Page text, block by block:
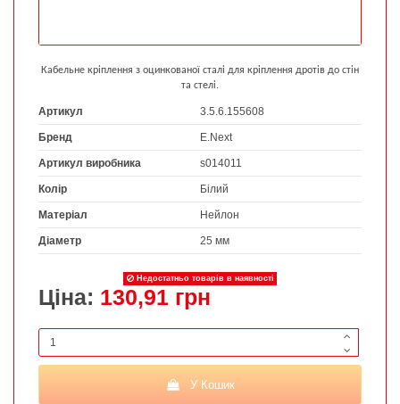
Кабельне кріплення з оцинкованої сталі для кріплення дротів до стін
та стелі.
Артикул 3.5.6.155608
Бренд E.Next
Артикул виробника s014011
Колір Білий
Матеріал Нейлон
Діаметр 25 мм
Недостатньо товарів в наявності
Ціна: 130,91 грн
У Кошик